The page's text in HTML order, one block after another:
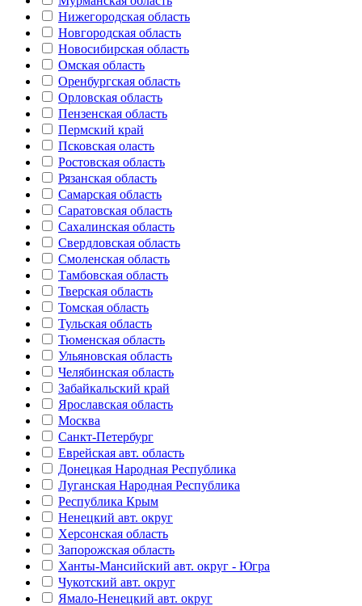
Нижегородская область
Новгородская область
Новосибирская область
Омская область
Оренбургская область
Орловская область
Пензенская область
Пермский край
Псковская оласть
Ростовская область
Рязанская область
Самарская область
Саратовская область
Сахалинская область
Свердловская область
Смоленская область
Тамбовская область
Тверская область
Томская область
Тульская область
Тюменская область
Ульяновская область
Челябинская область
Забайкальский край
Ярославская область
Москва
Санкт-Петербург
Еврейская авт. область
Донецкая Народная Республика
Луганская Народная Республика
Республика Крым
Ненецкий авт. округ
Херсонская область
Запорожская область
Ханты-Мансийский авт. округ - Югра
Чукотский авт. округ
Ямало-Ненецкий авт. округ